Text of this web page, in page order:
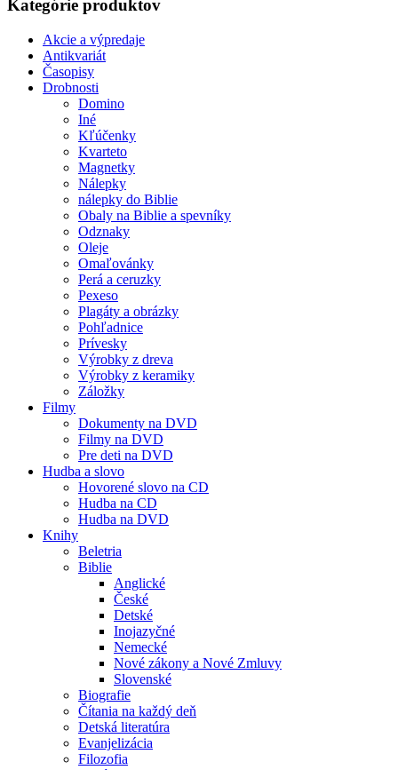
Kategórie produktov
Akcie a výpredaje
Antikvariát
Časopisy
Drobnosti
Domino
Iné
Kľúčenky
Kvarteto
Magnetky
Nálepky
nálepky do Biblie
Obaly na Biblie a spevníky
Odznaky
Oleje
Omaľovánky
Perá a ceruzky
Pexeso
Plagáty a obrázky
Pohľadnice
Prívesky
Výrobky z dreva
Výrobky z keramiky
Záložky
Filmy
Dokumenty na DVD
Filmy na DVD
Pre deti na DVD
Hudba a slovo
Hovorené slovo na CD
Hudba na CD
Hudba na DVD
Knihy
Beletria
Biblie
Anglické
České
Detské
Inojazyčné
Nemecké
Nové zákony a Nové Zmluvy
Slovenské
Biografie
Čítania na každý deň
Detská literatúra
Evanjelizácia
Filozofia